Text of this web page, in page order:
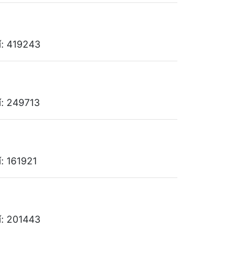
419243
249713
161921
201443